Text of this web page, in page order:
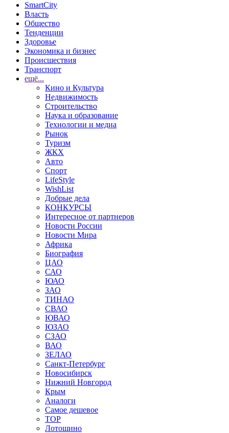
SmartCity
Власть
Общество
Тенденции
Здоровье
Экономика и бизнес
Происшествия
Транспорт
ещё...
Кино и Культура
Недвижимость
Строительство
Наука и образование
Технологии и медиа
Рынок
Туризм
ЖКХ
Авто
Спорт
LifeStyle
WishList
Добрые дела
КОНКУРСЫ
Интересное от партнеров
Новости России
Новости Мира
Африка
Биография
ЦАО
САО
ЮАО
ЗАО
ТИНАО
СВАО
ЮВАО
ЮЗАО
СЗАО
ВАО
ЗЕЛАО
Санкт-Петербург
Новосибирск
Нижний Новгород
Крым
Аналоги
Самое дешевое
TOP
Лотошино